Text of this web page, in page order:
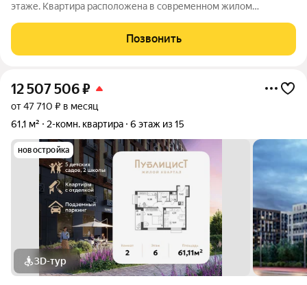
этаже. Квартира расположена в современном жилом
комнатная квартира площадью 62.46 кв. м на 10 этаже.
Квартира расположена в
Позвонить
12 507 506₽
от 47 710 ₽ в месяц
61,1 м²
2-комн. квартира 6 этаж из 15
новостройка
3D-тур